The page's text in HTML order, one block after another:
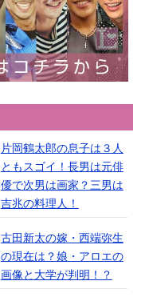
片岡鶴太郎の息子は３人
ともスゴイ！長男は元俳
優で次男は画家？三男は
吉兆の料理人！
古田新太の嫁・西端弥生
の現在は？娘・アロエの
画像と大学が判明！？